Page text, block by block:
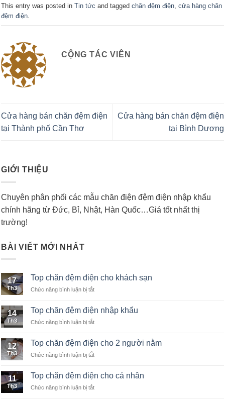
This entry was posted in Tin tức and tagged chăn đệm điện, cửa hàng chăn
đệm điện.
CỘNG TÁC VIÊN
Cửa hàng bán chăn đệm điện
tại Thành phố Cần Thơ
Cửa hàng bán chăn đệm điện
tại Bình Dương
GIỚI THIỆU
Chuyên phân phối các mẫu chăn điện đệm điện nhập khẩu
chính hãng từ Đức, Bỉ, Nhật, Hàn Quốc…Giá tốt nhất thị
trường!
BÀI VIẾT MỚI NHẤT
17
Th3
Top chăn đệm điện cho khách sạn
Chức năng bình luận bị tắt
chăn
khách
14
Th3
Top chăn đệm điện nhập khẩu
Chức năng bình luận bị tắt
chăn
khẩu
12
Th3
Top chăn đệm điện cho 2 người nằm
Chức năng bình luận bị tắt
chăn
11
Th3
Top chăn đệm điện cho cá nhân
Chức năng bình luận bị tắt